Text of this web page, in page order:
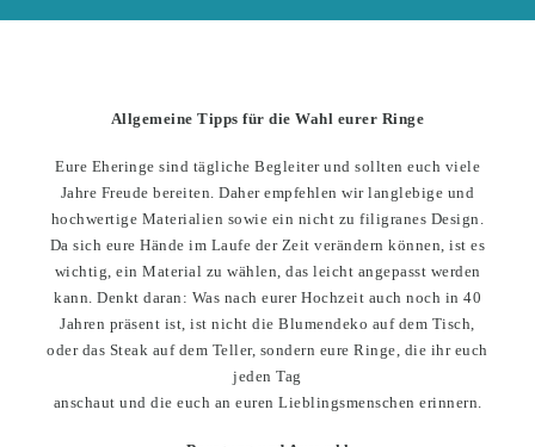
Allgemeine Tipps für die Wahl eurer Ringe
Eure Eheringe sind tägliche Begleiter und sollten euch viele
Jahre Freude bereiten. Daher empfehlen wir langlebige und
hochwertige Materialien sowie ein nicht zu filigranes Design.
Da sich eure Hände im Laufe der Zeit verändern können, ist es
wichtig, ein Material zu wählen, das leicht angepasst werden
kann. Denkt daran: Was nach eurer Hochzeit auch noch in 40
Jahren präsent ist, ist nicht die Blumendeko auf dem Tisch,
oder das Steak auf dem Teller, sondern eure Ringe, die ihr euch
jeden Tag
anschaut und die euch an euren Lieblingsmenschen erinnern.